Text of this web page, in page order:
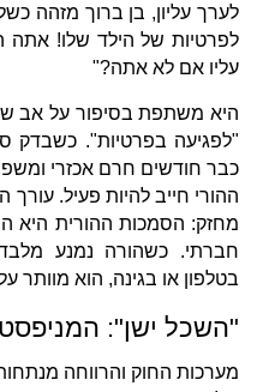
לערך עליון, בן ברוך מזהה
עליו אם לא אתה?"
היא משתפת בסיפור על אב
"לפגיעה בפרטיות". כשבדק
כבר חודשים חרם אכזרי
ההורי חייב להיות פעיל. עורך
מחזק: הסמכות ההורית היא
חברתי. כשהורה נמנע
בטלפון או בגינה, הוא מוותר
"השכל ישן":
מערכות החוק והרווחה